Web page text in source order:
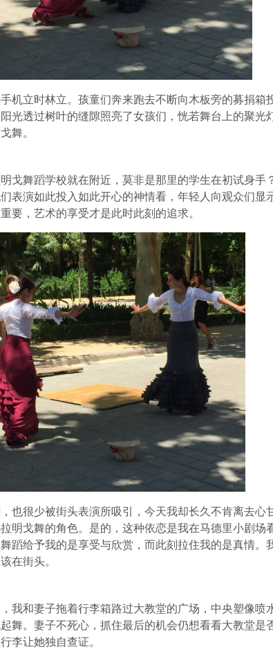
机立时林立。孩童们奔来跑去不断向木板旁的募捐箱
光透过树叶的缝隙照亮了女孩们，恍若舞台上的聚光灯
舞。
戈舞蹈学校就在附近，莫非是那里的学生在初试身手
表演如此投入如此开心的神情看，年轻人向观众们显
要，艺术的享受才是此时此刻的追求。
也很少被街头表演所吸引，今天我却长久不肯离去心
明戈舞的角色。是的，这种依恋是我在马德里小剧场
蹈给予我的是享受与欣赏，而此刻拉住我的是真情。
在街头。
我和妻子拖着行李箱路过大教堂的广场，中央塑像喷
舞。妻子不死心，抓住最后的机会仍想看看大教堂是
李让她独自查证。